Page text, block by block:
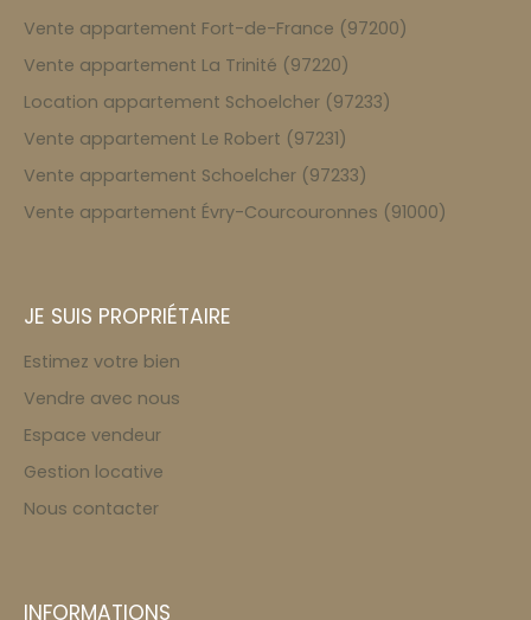
Vente appartement Fort-de-France (97200)
Vente appartement La Trinité (97220)
Location appartement Schoelcher (97233)
Vente appartement Le Robert (97231)
Vente appartement Schoelcher (97233)
Vente appartement Évry-Courcouronnes (91000)
JE SUIS PROPRIÉTAIRE
Estimez votre bien
Vendre avec nous
Espace vendeur
Gestion locative
Nous contacter
INFORMATIONS